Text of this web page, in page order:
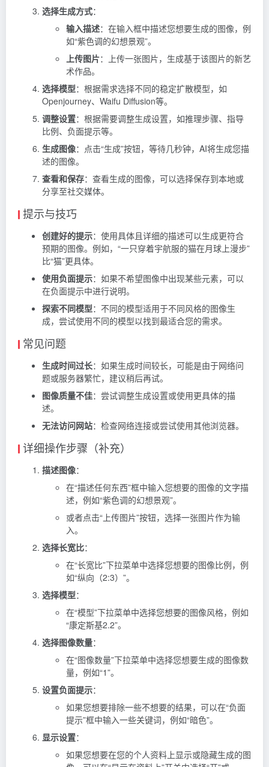
选择生成方式：
输入描述：在输入框中描述您想要生成的图像，例
如“紫色调的幻想景观”。
上传图片：上传一张图片，生成基于该图片的新艺
术作品。
选择模型：根据需求选择不同的稳定扩散模型，如
Openjourney、Waifu Diffusion等。
调整设置：根据需要调整生成设置，如推理步骤、指导
比例、负面提示等。
生成图像：点击“生成”按钮，等待几秒钟，AI将生成您描
述的图像。
查看和保存：查看生成的图像，可以选择保存到本地或
分享至社交媒体。
提示与技巧
创建好的提示：使用具体且详细的描述可以生成更符合
预期的图像。例如，“一只穿着宇航服的猫在月球上漫步”
比“猫”更具体。
使用负面提示：如果不希望图像中出现某些元素，可以
在负面提示中进行说明。
探索不同模型：不同的模型适用于不同风格的图像生
成，尝试使用不同的模型以找到最适合您的需求。
常见问题
生成时间过长：如果生成时间较长，可能是由于网络问
题或服务器繁忙，建议稍后再试。
图像质量不佳：尝试调整生成设置或使用更具体的描
述。
无法访问网站：检查网络连接或尝试使用其他浏览器。
详细操作步骤（补充）
描述图像：
在“描述任何东西”框中输入您想要的图像的文字描
述，例如“紫色调的幻想景观”。
或者点击“上传图片”按钮，选择一张图片作为输
入。
选择长宽比：
在“长宽比”下拉菜单中选择您想要的图像比例，例
如“纵向（2:3）”。
选择模型：
在“模型”下拉菜单中选择您想要的图像风格，例如
“康定斯基2.2”。
选择图像数量：
在“图像数量”下拉菜单中选择您想要生成的图像数
量，例如“1”。
设置负面提示：
如果您想要排除一些不想要的结果，可以在“负面
提示”框中输入一些关键词，例如“暗色”。
显示设置：
如果您想要在您的个人资料上显示或隐藏生成的图